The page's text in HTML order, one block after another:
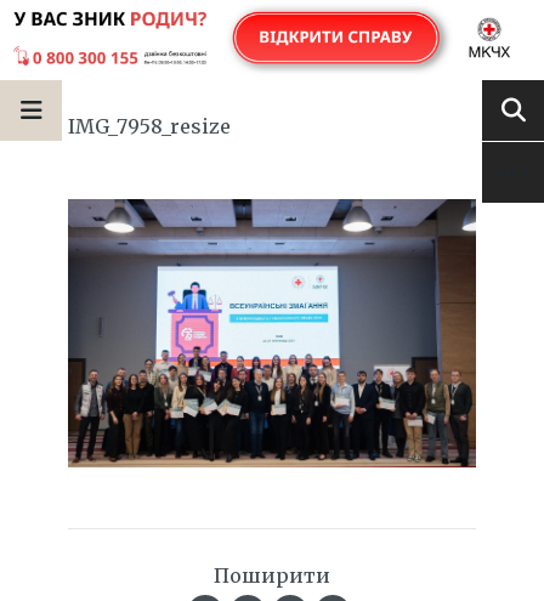
IMG_7958_resize
Поширити